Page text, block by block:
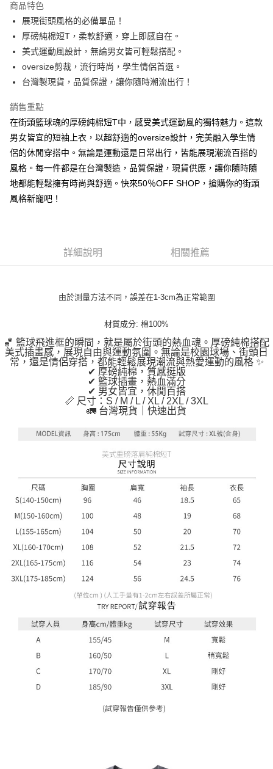
Apple Pay
街口支付
Google Pay
全盈+PAY
【大哥付你分期使用說明】
1.本服務由台灣大哥大提供，台灣大哥大用戶可立即使用無須另外申請。
2.付款方式選擇「大哥付你分期」，訂單成立後會自動跳轉到大哥付的交易
流程，驗證手機門號後，選擇欲分期的期數、繳款截止日，確認付款後即完
成交易。
法說明評估內容。
【繳款方式說明】
2.透過簡訊連結打開帳單後，可選擇「超商條碼／台灣大直營門市／銀行轉
帳／街口支付／iPASS MONEY」等通路繳費。
1.本服務係由「台灣大哥大股份有限公司」（以下簡稱本公司）所提供，讓
用戶於交易時，得透過本服務購買商品或服務，並由商店將買賣／分期付款
買賣價金債權讓與本公司後，依約使用本公司帳單繳交帳款。
2.基於同意付款使用「大哥付你分期」之契約關係目的，商店將以您的個人
資料（包含姓名、電話或地址）提供予台灣大哥大進項蒐集、處理及利用，
由本公司與您本人進行分期帳單所需資料之確認、核對及更正。
3.完整用戶服務條款，請詳閱以下連結： https://oppay.tw/userRule
AFTEE先享後付
相關說明
【關於「AFTEE先享後付」】
３．安心：先確認商品／服務後，再付款。
結帳頁面，進行簡訊認證並確認金額後，即可完成結帳。
３．收到繳費通知簡訊後14天內，點擊此簡訊中的連結，可透過四大超商／
ATM／網路銀行／等多元方式進行付款，方視為交易完成。
※ 請注意：結帳手續完成當下不需立刻繳費，但若您需要取消訂單，請聯絡
購買商品的店家。未經商家同意取消之訂單仍視為有效，需透過AFTEE先享
後付繳納相關費用。
※ 交易是否成功請以「AFTEE先享後付 」之結帳頁面顯示為準，若有關於
是否繳費成功／繳費後需取消欲退款等相關疑問，請聯繫「AFTEE先享後付
https://netprotections.freshdesk.com/support/home
１．透過由恩沛科技股份有限公司提供之「AFTEE先享後付」服務完成之交
易，需依本服務之必要範圍內提供個人資料，並將交易相關給付款項請求債
權轉讓予恩沛科技股份有限公司。
２．關於個人資料處理事宜，請瀏覽以下網址：
３．未成年的使用者請事先徵得法定代理人或監護人之同意方可使用
任。
４．使用「AFTEE先享後付」時，將依據個別帳號之用戶狀況，依本公司即
時審查核予不同之上限額度；若仍有額度不足之情形，本公司將視審查結果
請求用戶進行身份認證。
５．嚴禁一人註冊多個帳號或使用他人資訊註冊。若發現惡意使用之情形，
恩沛科技股份有限公司將有權停止該用戶之使用額度並採取法律行動。
付款 後全家取貨
每筆NT$45，滿NT$499(含以上)免運費
每筆NT$45，滿NT$499(含以上)免運費
每筆NT$70，滿NT$499(含以上)免運費
商品特色
展現街頭風格的必備單品！
厚磅純棉短T，柔軟舒適，穿上即感自在。
美式運動風設計，無論男女皆可輕鬆搭配。
oversize剪裁，流行時尚，學生情侶首選。
台灣製現貨，品質保證，讓你隨時潮流出行！
銷售重點
在街頭籃球魂的厚磅純棉短T中，感受美式運動風的獨特魅力。這款
男女皆宜的短袖上衣，以超舒適的oversize設計，完美融入學生情
侶的休閒穿搭中。無論是運動還是日常出行，皆能展現潮流百搭的
風格。每一件都是在台灣製造，品質保證，現貨供應，讓你隨時隨
地都能輕鬆擁有時尚與舒適。快來50％OFF SHOP，搶購你的街頭
風格新寵吧！
詳細說明 相關推薦
由於測量方法不同，誤差在1-3cm為正常範圍
材質成分: 棉100%
🏀 籃球飛進框的瞬間，就是屬於街頭的熱血魂。厚磅純棉搭配
美式插畫感，展現自由與運動氛圍。無論是校園球場、街頭日
常，還是情侶穿搭，都能輕鬆展現潮流與熱愛運動的風格 ✨
✔ 厚磅純棉，質感挺版
✔ 籃球插畫，熱血滿分
✔ 男女皆宜，休閒百搭
📏 尺寸：S / M / L / XL / 2XL / 3XL
🚛 台灣現貨｜快速出貨